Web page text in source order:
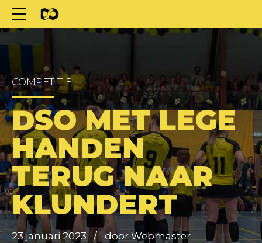
COMPETITIE
DSO MET LEGE
HANDEN
TERUG NAAR
KLUNDERT
23 januari 2023 door Webmaster